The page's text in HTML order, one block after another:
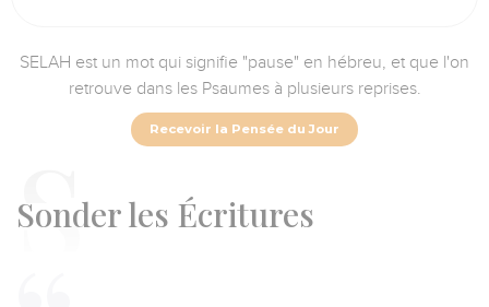
SELAH est un mot qui signifie "pause" en hébreu, et que l'on
retrouve dans les Psaumes à plusieurs reprises.
Recevoir la Pensée du Jour
Sonder les Écritures